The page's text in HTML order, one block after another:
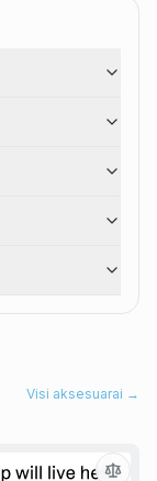
Visi aksesuarai →